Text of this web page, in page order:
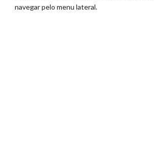
navegar pelo menu lateral.